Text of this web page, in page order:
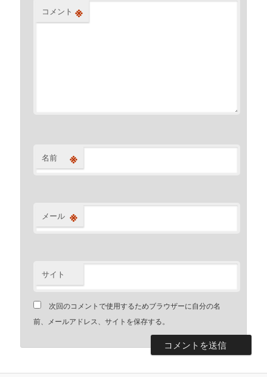
コメント ※
名前 ※
メール ※
サイト
次回のコメントで使用するためブラウザーに自分の名
前、メールアドレス、サイトを保存する。